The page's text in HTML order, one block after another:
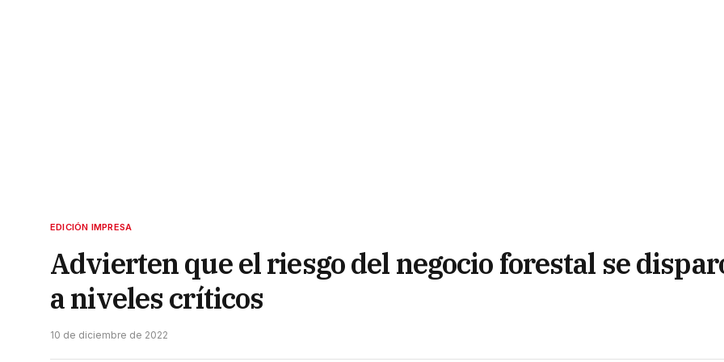
EDICIÓN IMPRESA
Advierten que el riesgo del negocio forestal se
a niveles críticos
10 de diciembre de 2022